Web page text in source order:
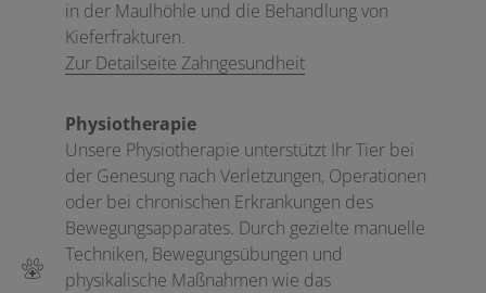
in der Maulhöhle und die Behandlung von
Kieferfrakturen.
Zur Detailseite Zahngesundheit
Physiotherapie
Unsere Physiotherapie unterstützt Ihr Tier bei
der Genesung nach Verletzungen, Operationen
oder bei chronischen Erkrankungen des
Bewegungsapparates. Durch gezielte manuelle
Techniken, Bewegungsübungen und
physikalische Maßnahmen wie das